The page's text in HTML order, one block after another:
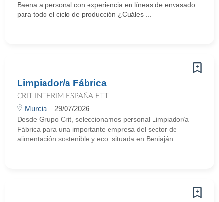
Baena a personal con experiencia en líneas de envasado
para todo el ciclo de producción ¿Cuáles ...
Limpiador/a Fábrica
CRIT INTERIM ESPAÑA ETT
Murcia 29/07/2026
Desde Grupo Crit, seleccionamos personal Limpiador/a
Fábrica para una importante empresa del sector de
alimentación sostenible y eco, situada en Beniaján.